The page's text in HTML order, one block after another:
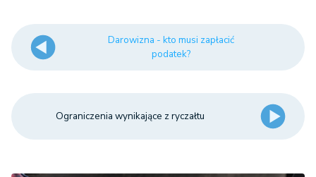
Darowizna - kto musi zapłacić
podatek?
Ograniczenia wynikające z ryczałtu